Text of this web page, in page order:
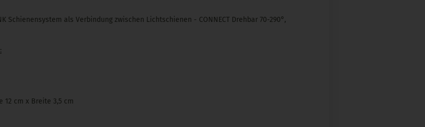
Schienensystem als Verbindung zwischen Lichtschienen - CONNECT Drehbar 70-290°,
12 cm x Breite 3,5 cm